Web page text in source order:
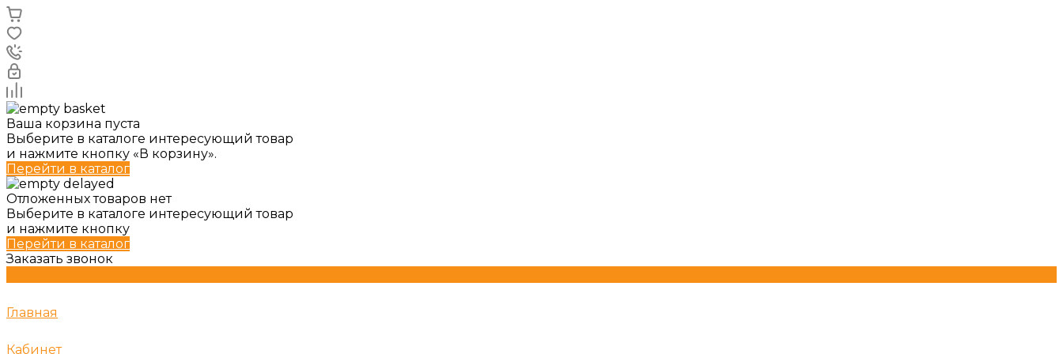
Ваша корзина пуста
Выберите в каталоге интересующий товар
и нажмите кнопку «В корзину».
Перейти в каталог
Отложенных товаров нет
Выберите в каталоге интересующий товар
и нажмите кнопку
Перейти в каталог
Заказать звонок
Главная
Кабинет